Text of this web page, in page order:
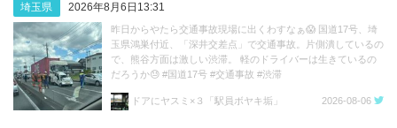
埼玉県 2026年8月6日13:31
昨日からやたら交通事故現場に出くわすなぁ😱 国道17号、埼
玉県鴻巣付近、「深井交差点」で交通事故。片側潰しているの
で、熊谷方面は激しい渋滞。 軽のドライバーは生きているの
だろうか😓 #国道17号 #交通事故 #渋滞
ドアにヤスミ×３「駅員ボヤキ垢」
2026-08-06